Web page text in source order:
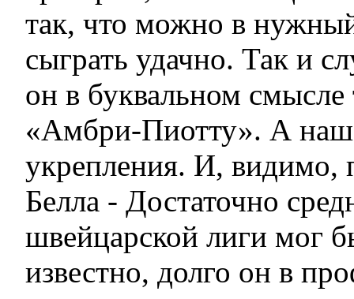
так, что можно в
сыграть удачно. Так и
он в буквальном смысле
«Амбри-Пиотту». А
укрепления. И, видимо,
Белла - Достаточно
швейцарской лиги мог
известно, долго он в